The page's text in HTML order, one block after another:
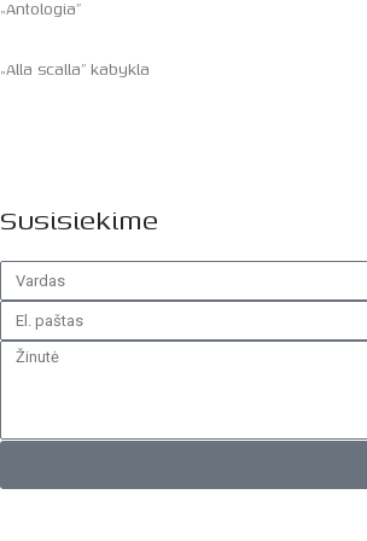
„Antologia”
„Alla scalla” kabykla
Susisiekime